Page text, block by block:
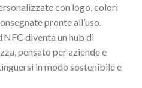
con logo, colori
pronte all’uso.
diventa un hub di
pensato per aziende e
in modo sostenibile e